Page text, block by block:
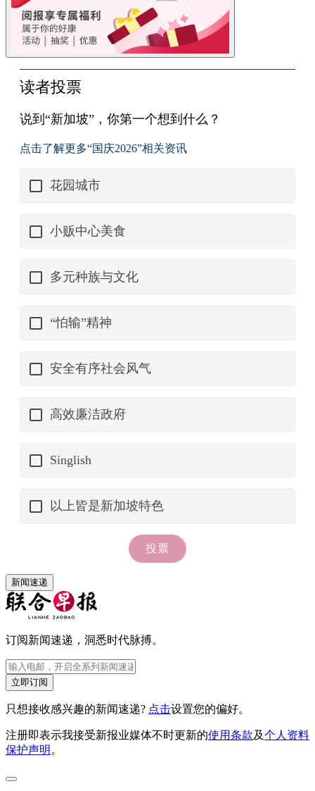
新闻速递
订阅新闻速递，洞悉时代脉搏。
立即订阅
只想接收感兴趣的新闻速递? 点击设置您的偏好。
注册即表示我接受新报业媒体不时更新的使用条款及个人资料
保护声明 。